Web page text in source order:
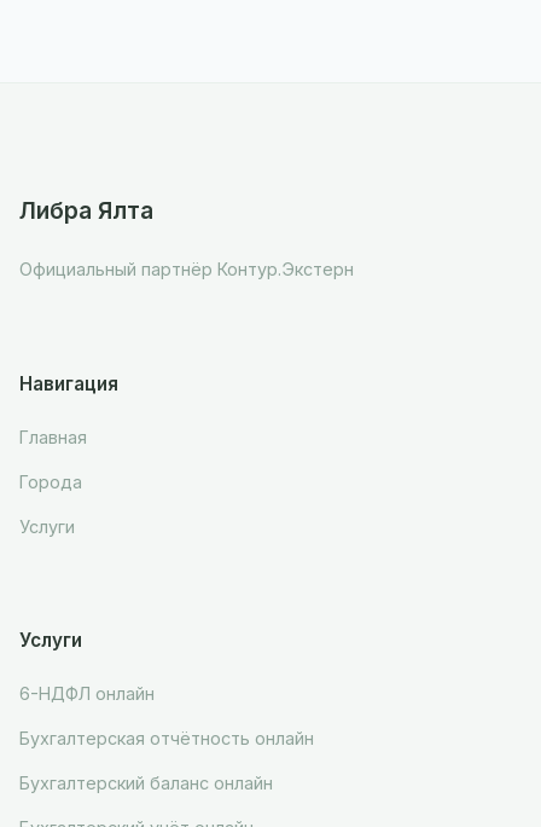
Либра Ялта
Официальный партнёр Контур.Экстерн
Навигация
Главная
Города
Услуги
Услуги
6-НДФЛ онлайн
Бухгалтерская отчётность онлайн
Бухгалтерский баланс онлайн